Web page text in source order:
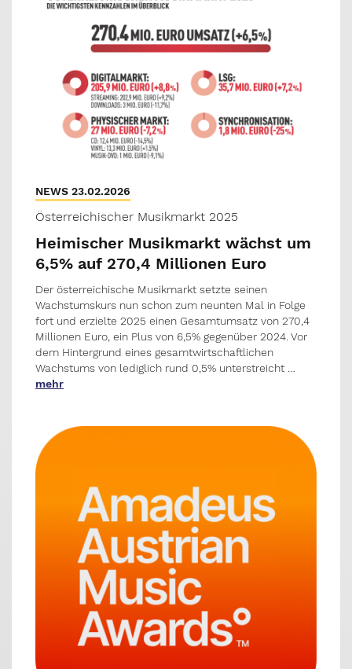
NEWS 23.02.2026
Österreichischer Musikmarkt 2025
Heimischer Musikmarkt wächst um
6,5% auf 270,4 Millionen Euro
Der österreichische Musikmarkt setzte seinen
Wachstumskurs nun schon zum neunten Mal in Folge
fort und erzielte 2025 einen Gesamtumsatz von 270,4
Millionen Euro, ein Plus von 6,5% gegenüber 2024. Vor
dem Hintergrund eines gesamtwirtschaftlichen
Wachstums von lediglich rund 0,5% unterstreicht …
mehr